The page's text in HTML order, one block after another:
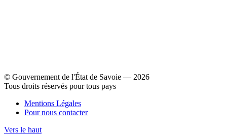
© Gouvernement de l'État de Savoie ― 2026
Tous droits réservés pour tous pays
Mentions Légales
Pour nous contacter
Vers le haut